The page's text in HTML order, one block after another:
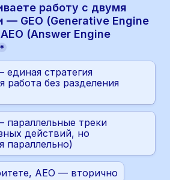
работу с двумя
— GEO (Generative Engine
(Answer Engine
*
единая стратегия
работа без разделения
параллельные треки
действий, но
параллельно)
AEO — вторично